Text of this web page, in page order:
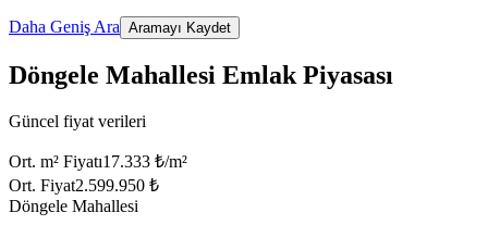
Daha Geniş Ara Aramayı Kaydet
Döngele Mahallesi Emlak Piyasası
Güncel fiyat verileri
Ort. m² Fiyatı17.333 ₺/m²
Ort. Fiyat2.599.950 ₺
Döngele Mahallesi